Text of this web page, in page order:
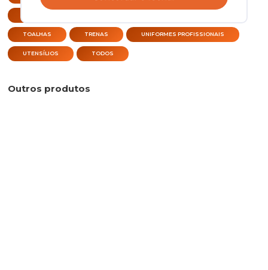
TOALHAS TRENAS UNIFORMES PROFISSIONAIS
UTENSÍLIOS TODOS
Outros produtos